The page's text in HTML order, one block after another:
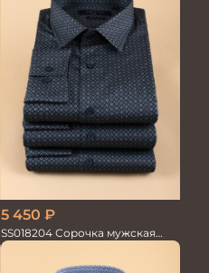
5 450 ₽
SS018204 Сорочка мужская
GROSTYLE PRIME